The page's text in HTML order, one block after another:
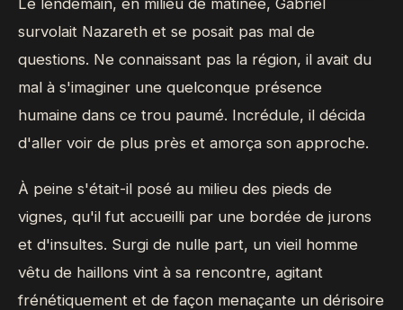
Le lendemain, en milieu de matinée, Gabriel
survolait Nazareth et se posait pas mal de
questions. Ne connaissant pas la région, il avait du
mal à s'imaginer une quelconque présence
humaine dans ce trou paumé. Incrédule, il décida
d'aller voir de plus près et amorça son approche.
À peine s'était-il posé au milieu des pieds de
vignes, qu'il fut accueilli par une bordée de jurons
et d'insultes. Surgi de nulle part, un vieil homme
vêtu de haillons vint à sa rencontre, agitant
frénétiquement et de façon menaçante un dérisoire